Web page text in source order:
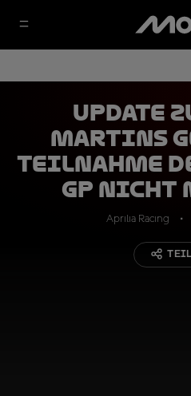
Update
Martins
Teilnahme
GP nicht
Aprilia Racing